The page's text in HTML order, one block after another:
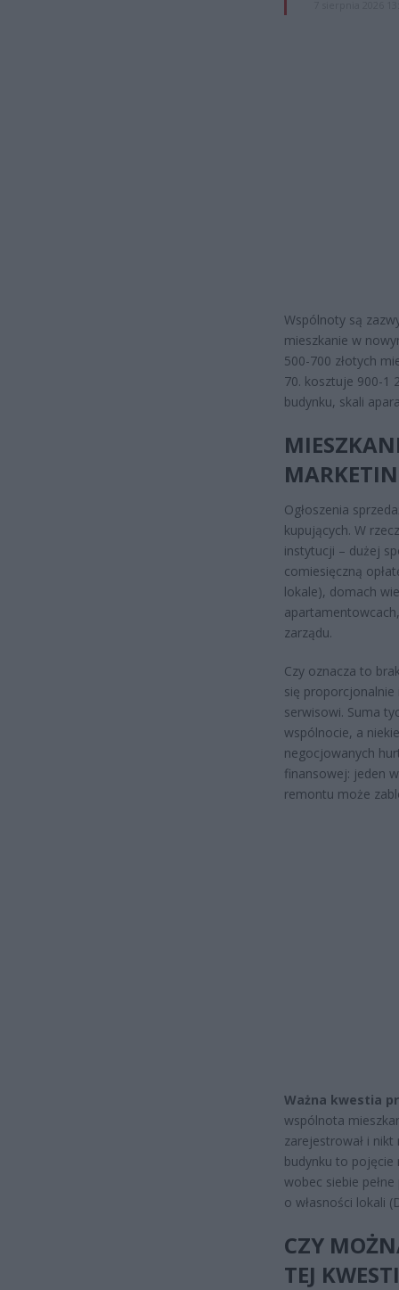
Wspólnoty są
mieszkanie w
500-700 złotych
70. kosztuje 900-1
budynku, skali
Ogłoszenia
kupujących. W
instytucji – dużej
comiesięczną
lokale), domach
zarządu.
Czy oznacza to
się proporcjonalnie
serwisowi. Suma
wspólnocie, a
negocjowanych
finansowej: jeden
remontu może
Ważna kwestia
wspólnota
zarejestrował i
budynku to pojęcie
wobec siebie
o własności lokali
CZY
TEJ